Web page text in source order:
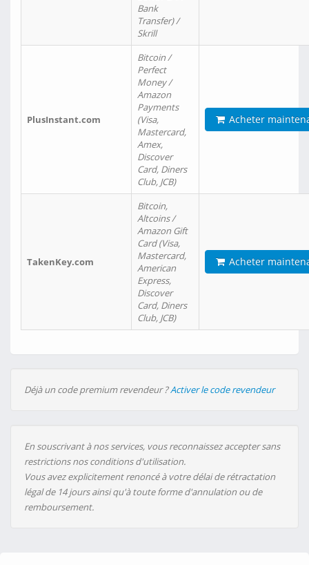
Bank
Transfer) /
Skrill
PlusInstant.com
Bitcoin /
Perfect
Money /
Amazon
Payments
(Visa,
Mastercard,
Amex,
Discover
Card, Diners
Club, JCB)
Acheter
TakenKey.com
Bitcoin,
Altcoins /
Amazon Gift
Card (Visa,
Mastercard,
American
Express,
Discover
Card, Diners
Club, JCB)
Acheter
Déjà un code premium revendeur ?Activer le code revendeur
En souscrivant à nos services, vous reconnaissez accepter sans
restrictions nos conditions d'utilisation.
Vous avez explicitement renoncé à votre délai de rétractation
légal de 14 jours ainsi qu'à toute forme d'annulation ou de
remboursement.